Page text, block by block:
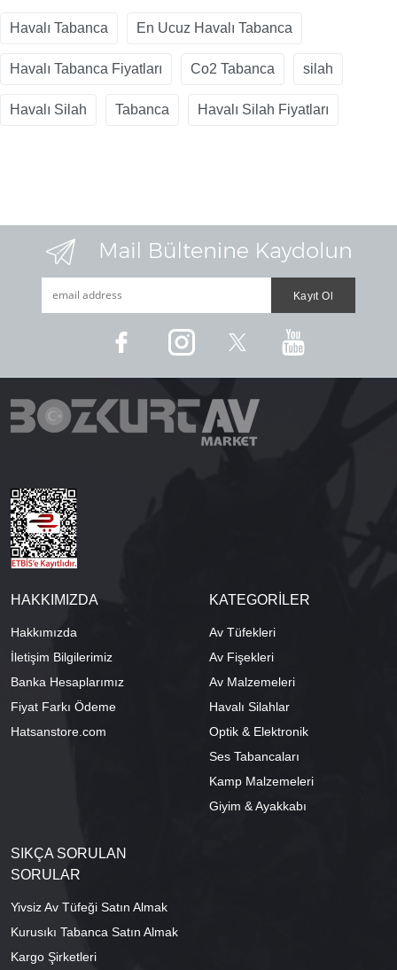
Havalı Tabanca En Ucuz Havalı Tabanca
Havalı Tabanca Fiyatları Co2 Tabanca silah
Havalı Silah Tabanca Havalı Silah Fiyatları
HAKKIMIZDA
Hakkımızda
İletişim Bilgilerimiz
Banka Hesaplarımız
Fiyat Farkı Ödeme
Hatsanstore.com
KATEGORİLER
Av Tüfekleri
Av Fişekleri
Av Malzemeleri
Havalı Silahlar
Optik & Elektronik
Ses Tabancaları
Kamp Malzemeleri
Giyim & Ayakkabı
SIKÇA SORULAN
SORULAR
Yivsiz Av Tüfeği Satın Almak
Kurusıkı Tabanca Satın Almak
Kargo Şirketleri